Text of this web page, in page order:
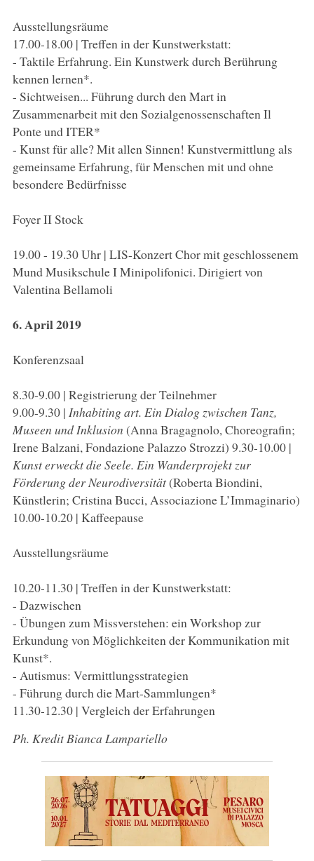
Ausstellungsräume
17.00-18.00 | Treffen in der Kunstwerkstatt:
- Taktile Erfahrung. Ein Kunstwerk durch Berührung
kennen lernen*.
- Sichtweisen... Führung durch den Mart in
Zusammenarbeit mit den Sozialgenossenschaften Il
Ponte und ITER*
- Kunst für alle? Mit allen Sinnen! Kunstvermittlung als
gemeinsame Erfahrung, für Menschen mit und ohne
besondere Bedürfnisse
Foyer II Stock
19.00 - 19.30 Uhr | LIS-Konzert Chor mit geschlossenem
Mund Musikschule I Minipolifonici. Dirigiert von
Valentina Bellamoli
6. April 2019
Konferenzsaal
8.30-9.00 | Registrierung der Teilnehmer
9.00-9.30 | Inhabiting art. Ein Dialog zwischen Tanz,
Museen und Inklusion (Anna Bragagnolo, Choreografin;
Irene Balzani, Fondazione Palazzo Strozzi) 9.30-10.00 |
Kunst erweckt die Seele. Ein Wanderprojekt zur
Förderung der Neurodiversität(Roberta Biondini,
Künstlerin; Cristina Bucci, Associazione L’Immaginario)
10.00-10.20 | Kaffeepause
Ausstellungsräume
10.20-11.30 | Treffen in der Kunstwerkstatt:
- Dazwischen
- Übungen zum Missverstehen: ein Workshop zur
Erkundung von Möglichkeiten der Kommunikation mit
Kunst*.
- Autismus: Vermittlungsstrategien
- Führung durch die Mart-Sammlungen*
11.30-12.30 | Vergleich der Erfahrungen
Ph. Kredit Bianca Lampariello